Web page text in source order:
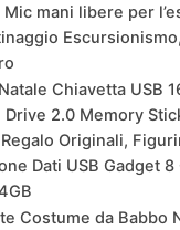
mani libere per
Chiavetta USB
Drive 2.0 Memory
Originali,
Dati USB Gadget 8
Costume da Babbo